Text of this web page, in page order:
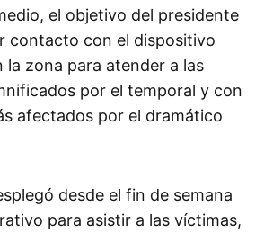
el objetivo del presidente
contacto con el dispositivo
la zona para atender a las
por el temporal y con
afectados por el dramático
desde el fin de semana
para asistir a las víctimas,